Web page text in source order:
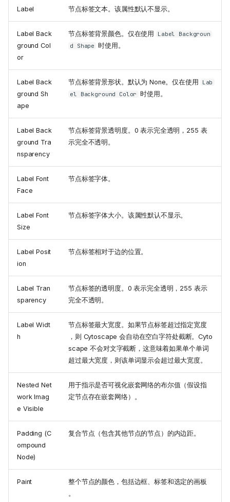
Label 节点标签文本。该属性默认不显示。
Label Back
ground Col
or
节点标签背景颜色。仅在使用
Label Backgroun
d Shape
时使用。
Label Back
ground Sh
ape
节点标签背景形状。默认为 None。仅在使用
Lab
el Background Color
时使用。
Label Back
ground Tra
nsparency
节点标签背景透明度。0 表示完全透明，255 表
示完全不透明。
Label Font
Face
节点标签字体。
Label Font
Size
节点标签字体大小。该属性默认不显示。
Label Posit
ion
节点标签相对于边的位置。
Label Tran
sparency
节点标签的透明度。0 表示完全透明，255 表示
完全不透明。
Label Widt
h
节点标签最大宽度。如果节点标签超过指定宽度
，则 Cytoscape 会自动在空白字符处截断。Cyto
scape 不会对文字截断，这意味着如果单个单词
超过最大宽度，则该单词显示会超过最大宽度。
Nested Net
work Imag
e Visible
用于指示是否可视化嵌套网络的布尔值（假设指
定节点存在嵌套网络）。
Padding (C
ompound
Node)
复合节点（包含其他节点的节点）的内边距。
Paint
整个节点的颜色，包括边框、标签和选定的画板
。